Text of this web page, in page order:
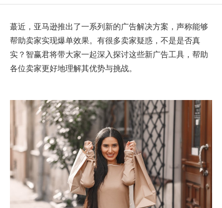
蕞近， 亚马逊推出了一系列新的广告解决方案，声称能够
帮助卖家实现爆单效果。有很多卖家疑惑，不是是否真
实？智赢君将带大家一起深入探讨这些新广告工具，帮助
各位卖家更好地理解其优势与挑战。